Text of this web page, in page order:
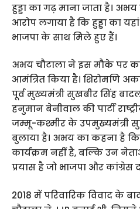
हुड्डा का गढ़ माना जाता है।
आरोप लगाया है कि हुड्डा का
भाजपा के साथ मिले हुए हैं।
अभय चौटाला ने इस मौके पर
आमंत्रित किया है। शिरोमणि
पूर्व मुख्यमंत्री सुखबीर सिंह
हनुमान बेनीवाल की पार्टी
जम्मू-कश्मीर के उपमुख्यमंत्री
बुलाया है। अभय का कहना है कि
कार्यक्रम नहीं है, बल्कि उन
प्रयास है जो भाजपा और कांग्रेस
2018 में परिवारिक विवाद के